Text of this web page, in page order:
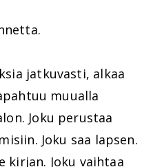
jatkuvasti, alkaa
muualla
Joku perustaa
Joku saa lapsen.
kirjan. Joku vaihtaa